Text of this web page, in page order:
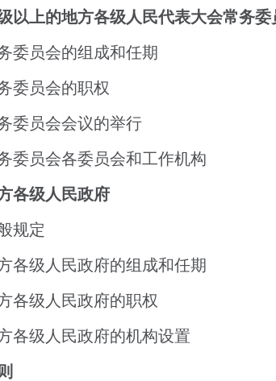
上的地方各级人民代表大会常务委
员会的组成和任期
委员会的职权
委员会会议的举行
员会各委员会和工作机构
各级人民政府
规定
级人民政府的组成和任期
各级人民政府的职权
级人民政府的机构设置